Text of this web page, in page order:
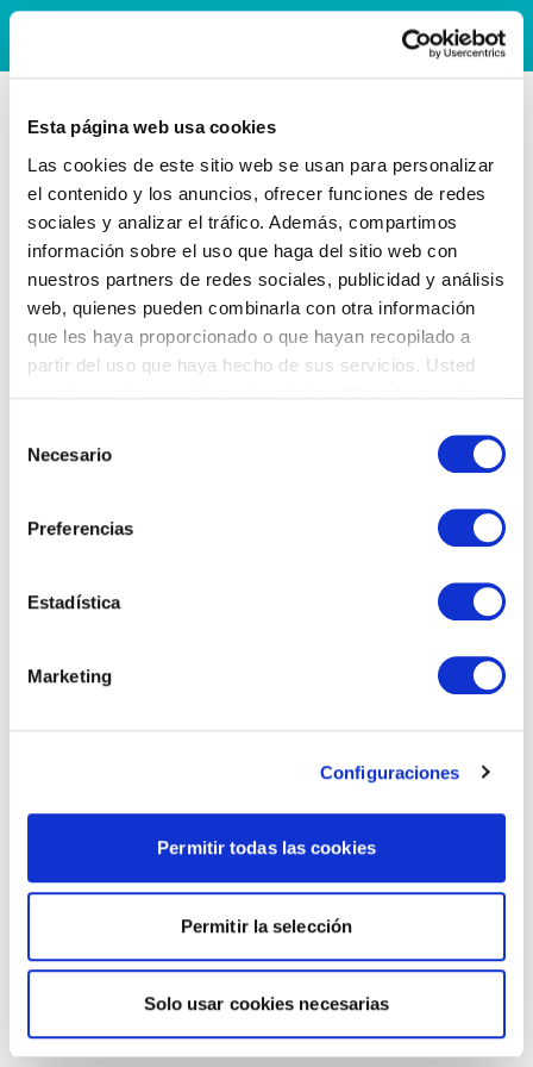
Esta página web usa cookies
Las cookies de este sitio web se usan para personalizar
el contenido y los anuncios, ofrecer funciones de redes
sociales y analizar el tráfico. Además, compartimos
información sobre el uso que haga del sitio web con
nuestros partners de redes sociales, publicidad y análisis
web, quienes pueden combinarla con otra información
que les haya proporcionado o que hayan recopilado a
partir del uso que haya hecho de sus servicios. Usted
Necesario
Preferencias
Estadística
Marketing
Configuraciones
Permitir todas las cookies
Permitir la selección
Solo usar cookies necesarias